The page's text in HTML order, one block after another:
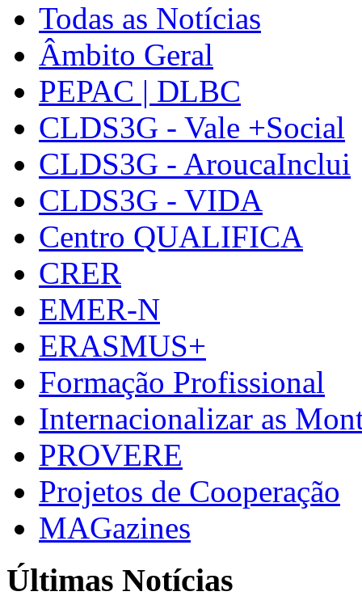
Todas as Notícias
Âmbito Geral
PEPAC | DLBC
CLDS3G - Vale +Social
CLDS3G - AroucaInclui
CLDS3G - VIDA
Centro QUALIFICA
CRER
EMER-N
ERASMUS+
Formação Profissional
Internacionalizar as
PROVERE
Projetos de Cooperação
MAGazines
Últimas Notícias